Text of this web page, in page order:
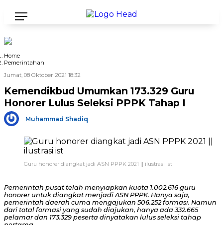
Home
Pemerintahan
Jumat, 08 Oktober 2021 18:32
Kemendikbud Umumkan 173.329 Guru
Honorer Lulus Seleksi PPPK Tahap I
Muhammad Shadiq
Guru honorer diangkat jadi ASN PPPK 2021 || ilustrasi ist
Pemerintah pusat telah menyiapkan kuota 1.002.616 guru
honorer untuk diangkat menjadi ASN PPPK. Hanya saja,
pemerintah daerah cuma mengajukan 506.252 formasi. Namun
dari total formasi yang sudah diajukan, hanya ada 332.665
pelamar dan 173.329 peserta dinyatakan lulus seleksi tahap